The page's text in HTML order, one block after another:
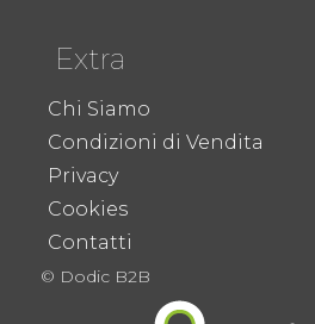
Extra
Chi Siamo
Condizioni di Vendita
Privacy
Cookies
Contatti
© Dodic B2B